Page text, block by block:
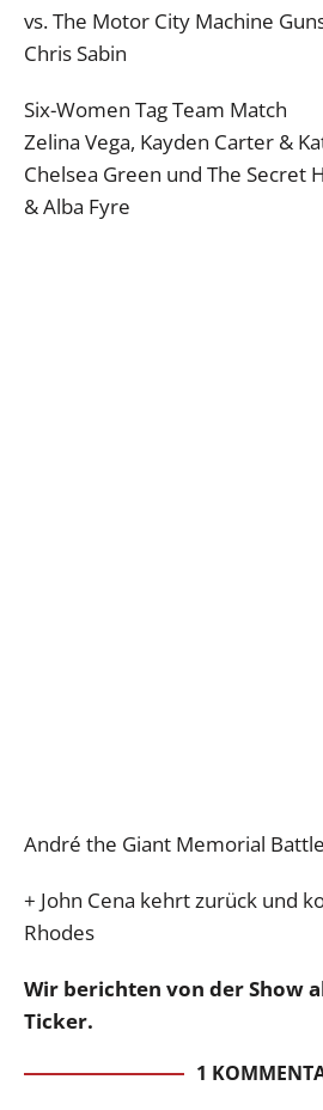
vs. The Motor City Machine
Chris Sabin
Six-Women Tag Team Match
Zelina Vega, Kayden Carter &
Chelsea Green und The Secret
& Alba Fyre
André the Giant Memorial
+ John Cena kehrt zurück und
Rhodes
Wir berichten von der Show
Ticker.
1